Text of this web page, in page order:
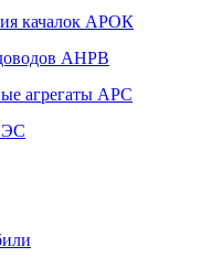
качалок АРОК
АНРВ
агрегаты АРС